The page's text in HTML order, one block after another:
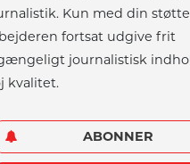
Kun med din
fortsat udgive frit
journalistisk
kvalitet.
ABONNER